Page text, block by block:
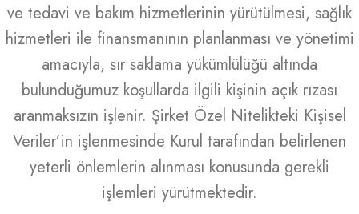
ve tedavi ve bakım hizmetlerinin yürütülmesi, sağlık
hizmetleri ile finansmanının planlanması ve yönetimi
amacıyla, sır saklama yükümlülüğü altında
bulunduğumuz koşullarda ilgili kişinin açık rızası
aranmaksızın işlenir. Şirket Özel Nitelikteki Kişisel
Veriler’in işlenmesinde Kurul tarafından belirlenen
yeterli önlemlerin alınması konusunda gerekli
işlemleri yürütmektedir.